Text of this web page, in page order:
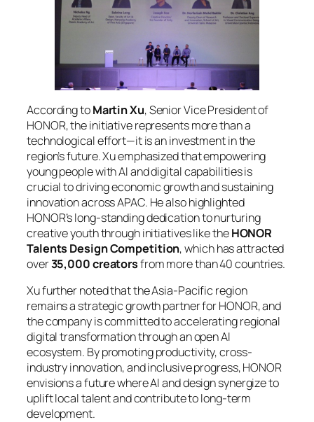
According toMartin Xu, Senior Vice President of
HONOR, the initiative represents more than a
technological effort—it is an investment in the
region’s future. Xu emphasized that empowering
young people with AI and digital capabilities is
crucial to driving economic growth and sustaining
innovation across APAC. He also highlighted
HONOR’s long-standing dedication to nurturing
creative youth through initiatives like theHONOR
Talents Design Competition, which has attracted
over35,000 creatorsfrom more than 40 countries.
Xu further noted that the Asia-Pacific region
remains a strategic growth partner for HONOR, and
the company is committed to accelerating regional
digital transformation through an open AI
ecosystem. By promoting productivity, cross-
industry innovation, and inclusive progress, HONOR
envisions a future where AI and design synergize to
uplift local talent and contribute to long-term
development.